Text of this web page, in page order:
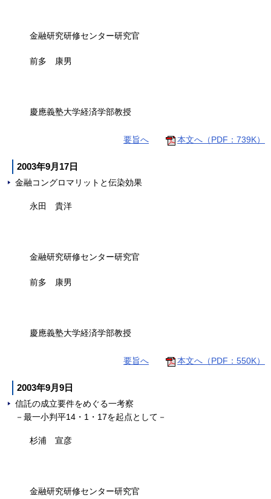
金融研究研修センター研究官
前多 康男
慶應義塾大学経済学部教授
要旨へ 本文へ（PDF：739K）
2003年9月17日
金融コングロマリットと伝染効果
永田 貴洋
金融研究研修センター研究官
前多 康男
慶應義塾大学経済学部教授
要旨へ 本文へ（PDF：550K）
2003年9月9日
信託の成立要件をめぐる一考察
－最一小判平14・1・17を起点として－
杉浦 宣彦
金融研究研修センター研究官